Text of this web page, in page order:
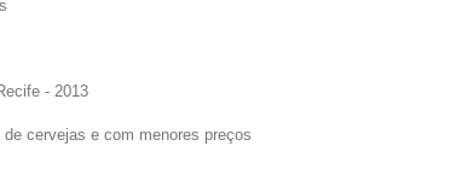
- 2013
cervejas e com menores preços